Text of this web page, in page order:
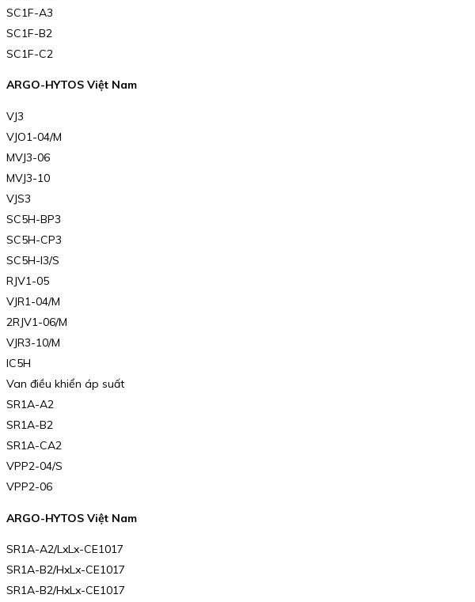
SC1F-A3
SC1F-B2
SC1F-C2
ARGO-HYTOS Việt Nam
VJ3
VJO1-04/M
MVJ3-06
MVJ3-10
VJS3
SC5H-BP3
SC5H-CP3
SC5H-I3/S
RJV1-05
VJR1-04/M
2RJV1-06/M
VJR3-10/M
IC5H
Van điều khiển áp suất
SR1A-A2
SR1A-B2
SR1A-CA2
VPP2-04/S
VPP2-06
ARGO-HYTOS Việt Nam
SR1A-A2/LxLx-CE1017
SR1A-B2/HxLx-CE1017
SR1A-B2/HxLx-CE1017